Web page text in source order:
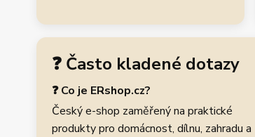
❓ Často kladené dotazy
❓ Co je ERshop.cz?
Český e-shop zaměřený na praktické
produkty pro domácnost, dílnu, zahradu a